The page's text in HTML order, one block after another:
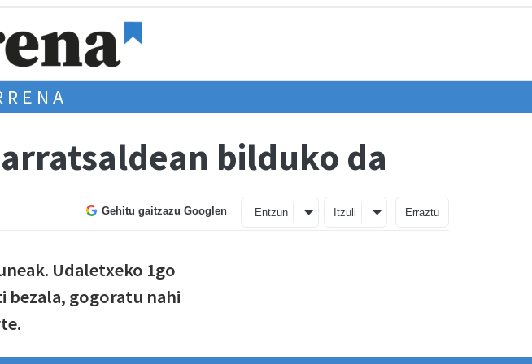
bilduko da
Gehitu gaitzazu Googlen Entzun Itzuli Erraztu
Udaletxeko 1go
bezala, gogoratu nahi